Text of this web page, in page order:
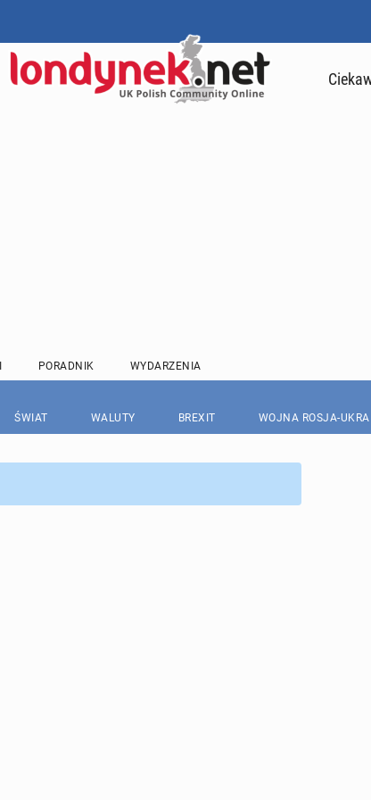
PORADNIK WYDARZENIA
ŚWIAT WALUTY BREXIT WOJNA ROSJA-